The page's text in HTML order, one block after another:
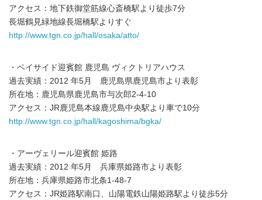
アクセス：地下鉄御堂筋線心斎橋駅より徒歩7分
長堀鶴見緑地線長堀橋駅よりすぐ
http://www.tgn.co.jp/hall/osaka/atto/
・ベイサイド迎賓館 鹿児島 ヴィクトリアハウス
過去実績：2012 年5月 鹿児島県鹿児島市より表彰
所在地：鹿児島県鹿児島市与次郎2-4-10
アクセス：JR鹿児島本線鹿児島中央駅より車で10分
http://www.tgn.co.jp/hall/kagoshima/bgka/
・アーヴェリール迎賓館 姫路
過去実績：2012 年5月 兵庫県姫路市より表彰
所在地：兵庫県姫路市北条1-48-7
アクセス：JR姫路駅南口、山陽電鉄山陽姫路駅より徒歩5分